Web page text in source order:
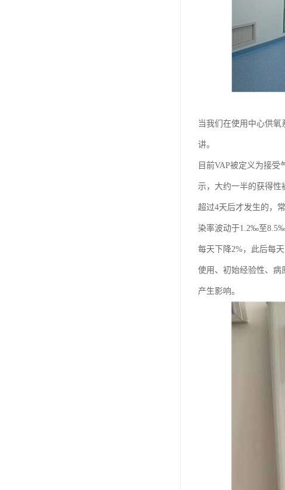
当我们在使用中心供
讲。
目前VAP被定义为接
示，大约一半的获得性
超过4天后才发生的，
染率波动于1.2‰至8.5‰
每天下降2%，此后每
使用、初始经验性、病
产生影响。